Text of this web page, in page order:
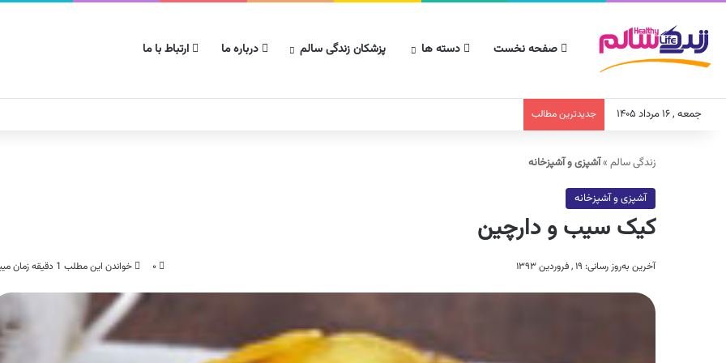
صفحه نخست دسته ها پزشکان زندگی سالم درباره ما ارتباط با ما
جمعه , ۱۶ مرداد ۱۴۰۵ جدیدترین مطالب
زندگی سالم »آشپزی و آشپزخانه
آشپزی و آشپزخانه
کیک سیب و دارچین
آخرین به‌روز رسانی: ۱۹ , فروردین ۱۳۹۳ ۰ خواندن این مطلب 1 دقیقه زمان میبرد